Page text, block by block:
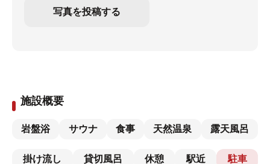
写真を投稿する
施設概要
岩盤浴 サウナ 食事 天然温泉 露天風呂
掛け流し 貸切風呂 休憩 駅近 駐車